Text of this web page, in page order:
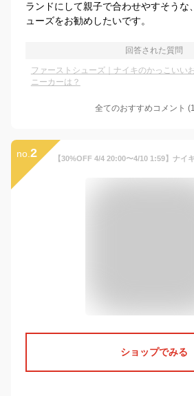
ランドにして親子で合わせやすそうな
ューズをお勧めしたいです。
回答された質問
ファーストシューズ｜ナイキのかっこいい
ニーカーは？
全てのおすすめコメント (1
no. 2
ショップでみる